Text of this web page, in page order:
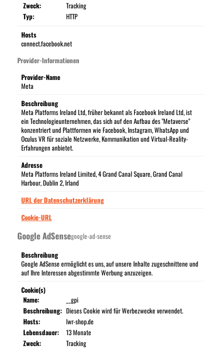
Zweck:
Tracking
Typ:
HTTP
Hosts
connect.facebook.net
Provider-Informationen
Provider-Name
Meta
Beschreibung
Meta Platforms Ireland Ltd, früher bekannt als Facebook Ireland Ltd, ist
ein Technologieunternehmen, das sich auf den Aufbau des "Metaverse"
konzentriert und Plattformen wie Facebook, Instagram, WhatsApp und
Oculus VR für soziale Netzwerke, Kommunikation und Virtual-Reality-
Erfahrungen anbietet.
Adresse
Meta Platforms Ireland Limited, 4 Grand Canal Square, Grand Canal
Harbour, Dublin 2, Irland
URL der Datenschutzerklärung
Cookie-URL
Google AdSensegoogle-ad-sense
Beschreibung
Google AdSense ermöglicht es uns, auf unsere Inhalte zugeschnittene und
auf Ihre Interessen abgestimmte Werbung anzuzeigen.
Cookie(s)
Name:
__gpi
Beschreibung: Dieses Cookie wird für Werbezwecke verwendet.
Hosts:
lwr-shop.de
Lebensdauer:
13 Monate
Zweck:
Tracking